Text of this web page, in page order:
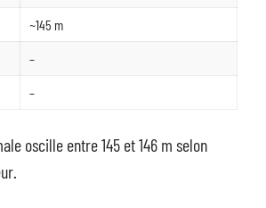
~145 m
–
–
oscille entre 145 et 146 m selon